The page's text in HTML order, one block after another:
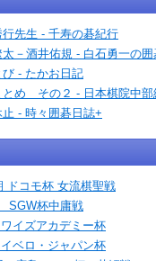
行先生 - 千寿の碁紀行
太－酒井佑規 - 白石勇一の囲
び - たかお日記
とめ その２ - 日本棋院中部
- 時々囲碁日誌+
ドコモ杯 女流棋聖戦
SGW杯中庸戦
イズアカデミー杯
ベロ・ジャパン杯